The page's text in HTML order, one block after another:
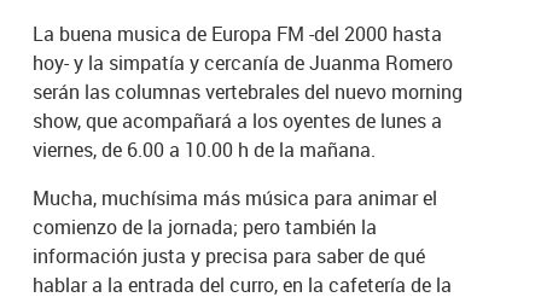
La buena musica de Europa FM -del 2000 hasta
hoy- y la simpatía y cercanía de Juanma Romero
serán las columnas vertebrales del nuevo morning
show, que acompañará a los oyentes de lunes a
viernes, de 6.00 a 10.00 h de la mañana.
Mucha, muchísima más música para animar el
comienzo de la jornada; pero también la
información justa y precisa para saber de qué
hablar a la entrada del curro, en la cafetería de la